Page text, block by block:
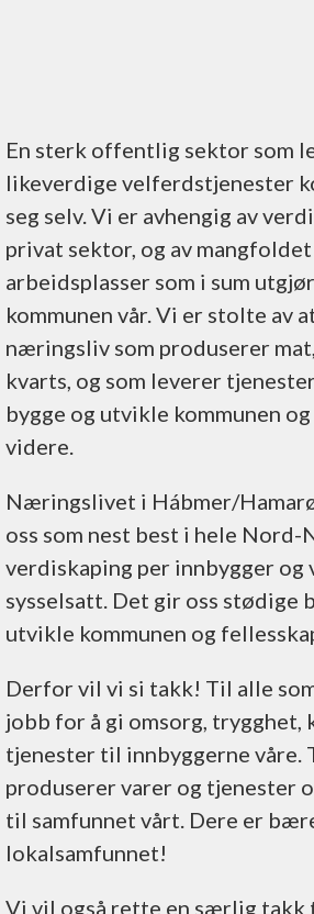
En sterk offentlig sektor som
likeverdige velferdstjenester
seg selv. Vi er avhengig av
privat sektor, og av
arbeidsplasser som i sum
kommunen vår. Vi er stolte av
næringsliv som produserer
kvarts, og som leverer
bygge og utvikle kommunen
videre.
Næringslivet i Hábmer/
oss som nest best i hele Nord-
verdiskaping per innbygger og
sysselsatt. Det gir oss stødige
utvikle kommunen og
Derfor vil vi si takk! Til alle
jobb for å gi omsorg, trygghet,
tjenester til innbyggerne våre.
produserer varer og tjenester
til samfunnet vårt. Dere er
lokalsamfunnet!
Vi vil også rette en særlig takk